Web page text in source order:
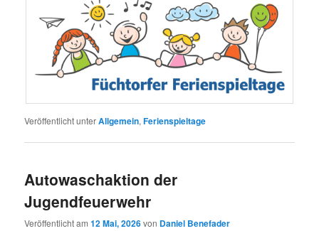
Veröffentlicht unterAllgemein,Ferienspieltage
Autowaschaktion der
Jugendfeuerwehr
Veröffentlicht am12 Mai, 2026von Daniel Benefader